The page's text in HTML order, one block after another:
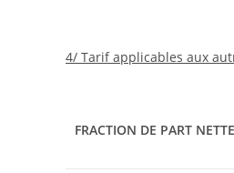
4/ Tarif applicables aux
FRACTION DE PART